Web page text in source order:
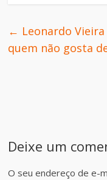
← Leonardo Vieira
quem não gosta
Deixe um
O seu endereço de e-